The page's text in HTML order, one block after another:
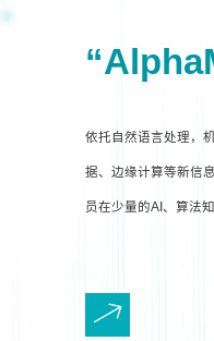
依托自然语言处理，
据、边缘计算等新信
员在少量的AI、算法